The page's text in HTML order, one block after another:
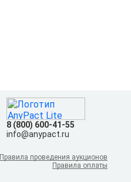
8 (800) 600-41-55
info@anypact.ru
Правила проведения аукционов
Правила оплаты